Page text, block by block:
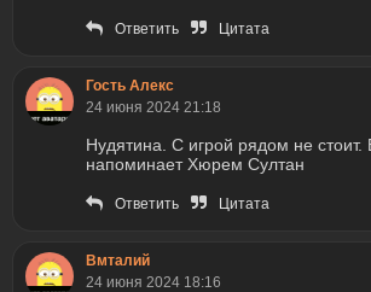
Ответить Цитата
Гость Алекс
24 июня 2024 21:18
Нудятина. С игрой рядом не стоит.
напоминает Хюрем Султан
Ответить Цитата
Вмталий
24 июня 2024 18:16